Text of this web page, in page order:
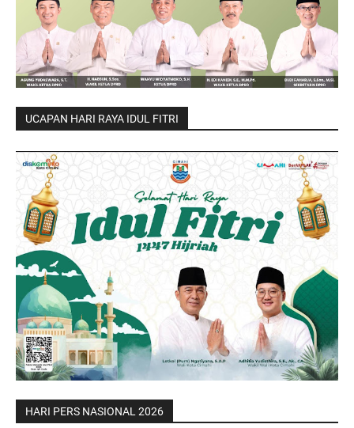
UCAPAN HARI RAYA IDUL FITRI
HARI PERS NASIONAL 2026